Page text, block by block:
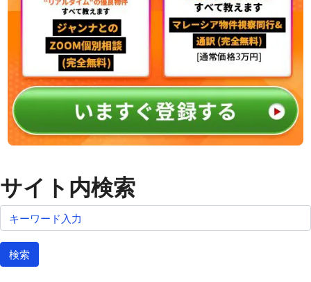
サイト内検索
検索